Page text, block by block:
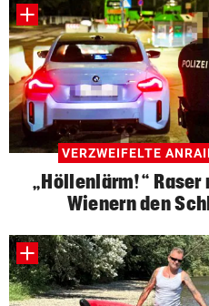
VERZWEIFELTE
„Höllenlärm!“ Raser
Wienern den